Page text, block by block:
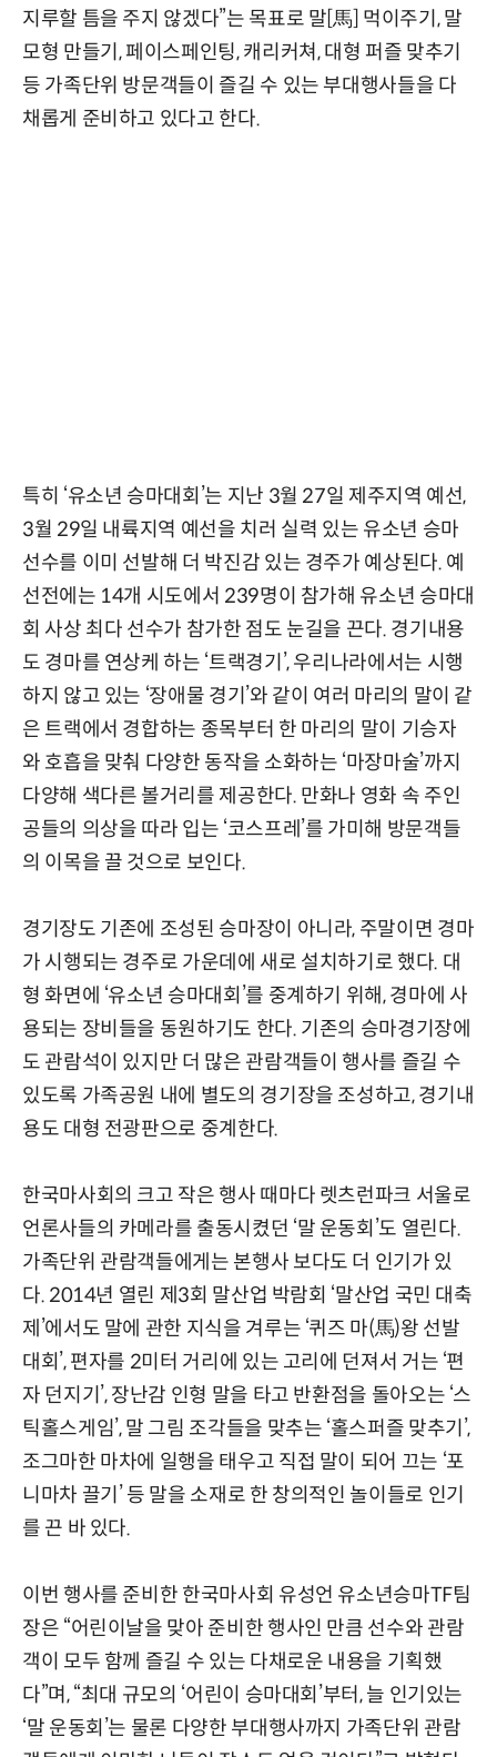
지루할 틈을 주지 않겠다”는 목표로 말[馬] 먹이주기, 말
모형 만들기, 페이스페인팅, 캐리커쳐, 대형 퍼즐 맞추기
등 가족단위 방문객들이 즐길 수 있는 부대행사들을 다
채롭게 준비하고 있다고 한다.
특히 ‘유소년 승마대회’는 지난 3월 27일 제주지역 예선,
3월 29일 내륙지역 예선을 치러 실력 있는 유소년 승마
선수를 이미 선발해 더 박진감 있는 경주가 예상된다. 예
선전에는 14개 시도에서 239명이 참가해 유소년 승마대
회 사상 최다 선수가 참가한 점도 눈길을 끈다. 경기내용
도 경마를 연상케 하는 ‘트랙경기’, 우리나라에서는 시행
하지 않고 있는 ‘장애물 경기’와 같이 여러 마리의 말이 같
은 트랙에서 경합하는 종목부터 한 마리의 말이 기승자
와 호흡을 맞춰 다양한 동작을 소화하는 ‘마장마술’까지
다양해 색다른 볼거리를 제공한다. 만화나 영화 속 주인
공들의 의상을 따라 입는 ‘코스프레’를 가미해 방문객들
의 이목을 끌 것으로 보인다.
경기장도 기존에 조성된 승마장이 아니라, 주말이면 경마
가 시행되는 경주로 가운데에 새로 설치하기로 했다. 대
형 화면에 ‘유소년 승마대회’를 중계하기 위해, 경마에 사
용되는 장비들을 동원하기도 한다. 기존의 승마경기장에
도 관람석이 있지만 더 많은 관람객들이 행사를 즐길 수
있도록 가족공원 내에 별도의 경기장을 조성하고, 경기내
용도 대형 전광판으로 중계한다.
한국마사회의 크고 작은 행사 때마다 렛츠런파크 서울로
언론사들의 카메라를 출동시켰던 ‘말 운동회’도 열린다.
가족단위 관람객들에게는 본행사 보다도 더 인기가 있
다. 2014년 열린 제3회 말산업 박람회 ‘말산업 국민 대축
제’에서도 말에 관한 지식을 겨루는 ‘퀴즈 마(馬)왕 선발
대회’, 편자를 2미터 거리에 있는 고리에 던져서 거는 ‘편
자 던지기’, 장난감 인형 말을 타고 반환점을 돌아오는 ‘스
틱홀스게임’, 말 그림 조각들을 맞추는 ‘홀스퍼즐 맞추기’,
조그마한 마차에 일행을 태우고 직접 말이 되어 끄는 ‘포
니마차 끌기’ 등 말을 소재로 한 창의적인 놀이들로 인기
를 끈 바 있다.
이번 행사를 준비한 한국마사회 유성언 유소년승마TF팀
장은 “어린이날을 맞아 준비한 행사인 만큼 선수와 관람
객이 모두 함께 즐길 수 있는 다채로운 내용을 기획했
다”며, “최대 규모의 ‘어린이 승마대회’부터, 늘 인기있는
‘말 운동회’는 물론 다양한 부대행사까지 가족단위 관람